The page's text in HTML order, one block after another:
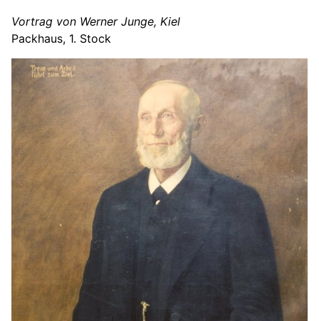
Vortrag von Werner Junge, Kiel
Packhaus, 1. Stock